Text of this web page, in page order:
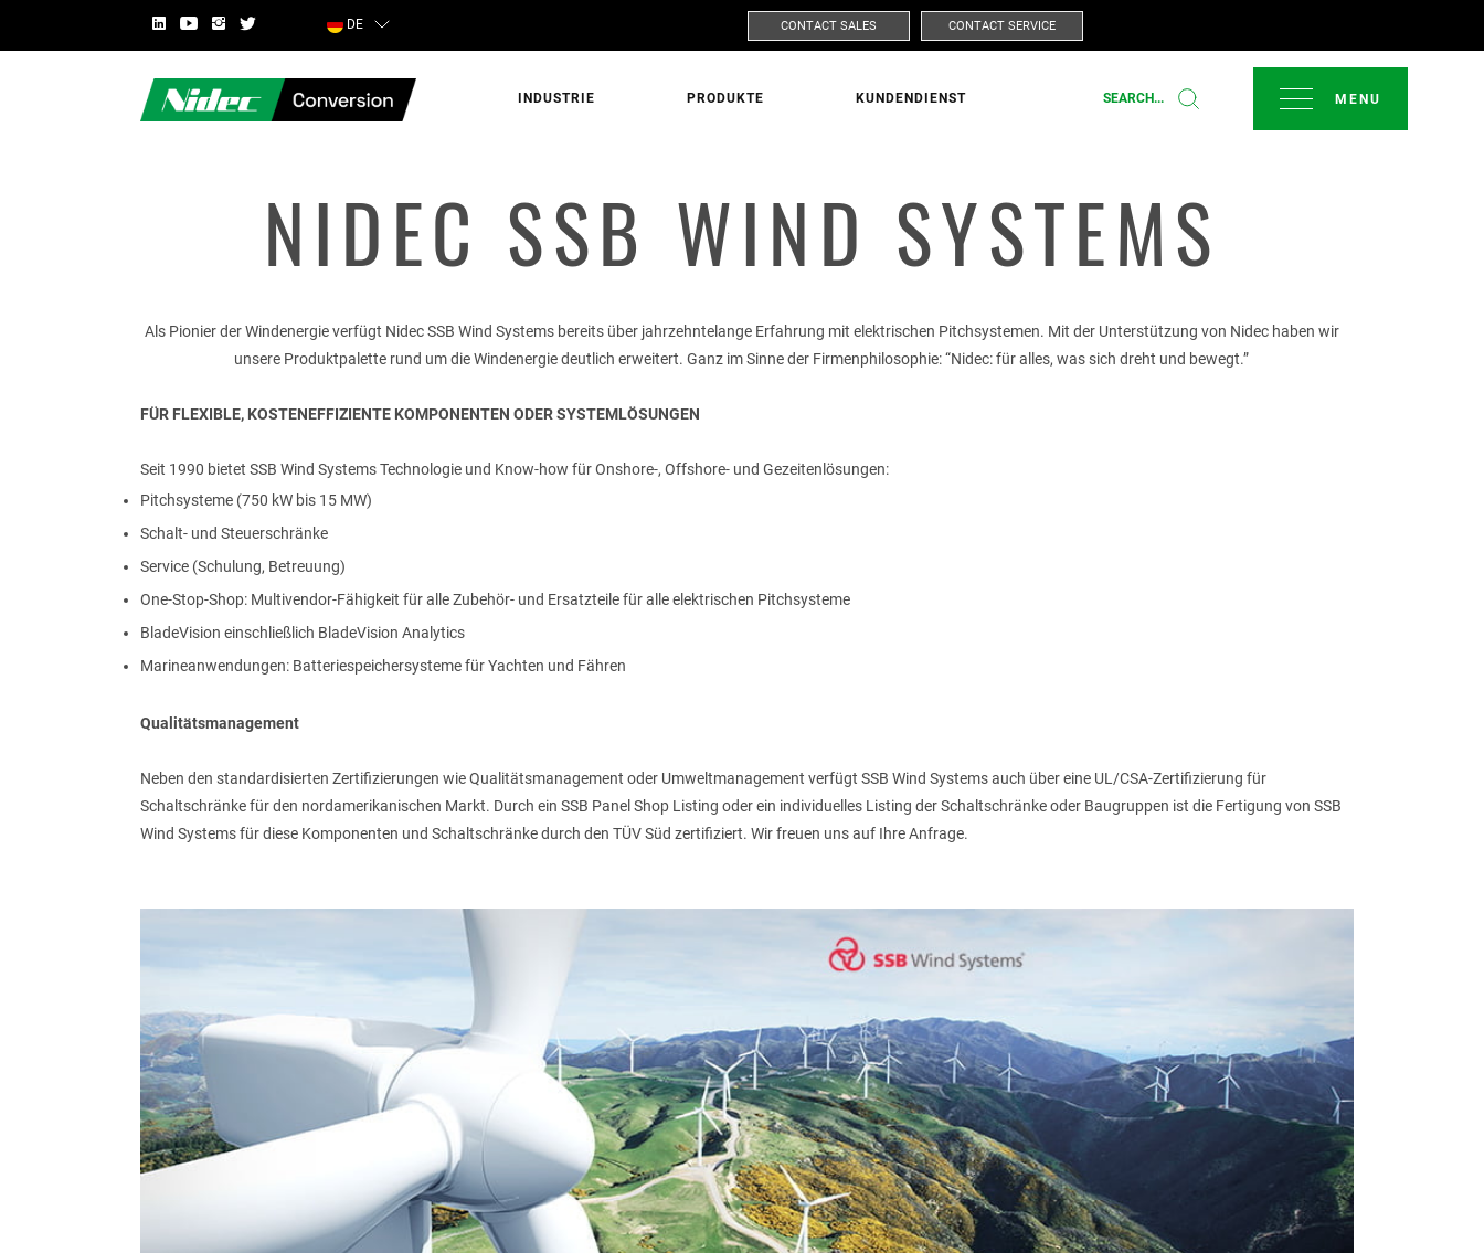
DE CONTACT SALES CONTACT SERVICE
SEARCH...
INDUSTRIE PRODUKTE KUNDENDIENST
NIDEC SSB WIND SYSTEMS
Als Pionier der Windenergie verfügt Nidec SSB Wind Systems bereits über jahrzehntelange Erfahrung mit elektrischen Pitchsystemen. Mit der Unterstützung von Nidec haben wir
unsere Produktpalette rund um die Windenergie deutlich erweitert. Ganz im Sinne der Firmenphilosophie: “Nidec: für alles, was sich dreht und bewegt.”
FÜR FLEXIBLE, KOSTENEFFIZIENTE KOMPONENTEN ODER SYSTEMLÖSUNGEN
Seit 1990 bietet SSB Wind Systems Technologie und Know-how für Onshore-, Offshore- und Gezeitenlösungen:
Pitchsysteme (750 kW bis 15 MW)
Schalt- und Steuerschränke
Service (Schulung, Betreuung)
One-Stop-Shop: Multivendor-Fähigkeit für alle Zubehör- und Ersatzteile für alle elektrischen Pitchsysteme
BladeVision einschließlich BladeVision Analytics
Marineanwendungen: Batteriespeichersysteme für Yachten und Fähren
Qualitätsmanagement
Neben den standardisierten Zertifizierungen wie Qualitätsmanagement oder Umweltmanagement verfügt SSB Wind Systems auch über eine UL/CSA-Zertifizierung für
Schaltschränke für den nordamerikanischen Markt. Durch ein SSB Panel Shop Listing oder ein individuelles Listing der Schaltschränke oder Baugruppen ist die Fertigung von SSB
Wind Systems für diese Komponenten und Schaltschränke durch den TÜV Süd zertifiziert. Wir freuen uns auf Ihre Anfrage.
FORDERN SIE WEITERE INFORMATIONEN AN!
VORNAME
UNTERNEHMEN
TELEFONNUMMER
IHRE FRAGE
Ich habe die Datenschutzrichtlinien gelesen und bin einverstandenPrivacyPolicy